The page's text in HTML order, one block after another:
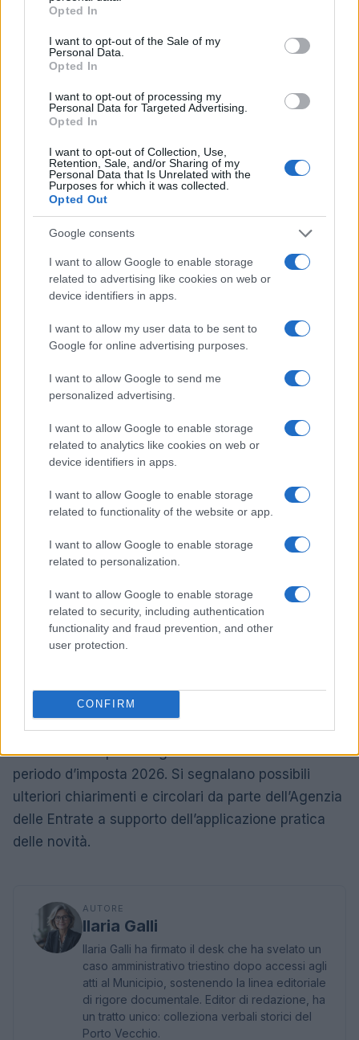
use your data for below specified purposes in below Google
consent section.
Opted In
I want to opt-out of the Sale of my
Personal Data.
Opted In
I want to opt-out of processing my
Personal Data for Targeted Advertising.
Opted In
I want to opt-out of Collection, Use,
Retention, Sale, and/or Sharing of my
Personal Data that Is Unrelated with the
Purposes for which it was collected.
Opted Out
Google consents
I want to allow Google to enable storage
related to advertising like cookies on web or
device identifiers in apps.
I want to allow my user data to be sent to
Google for online advertising purposes.
I want to allow Google to send me
personalized advertising.
I want to allow Google to enable storage
related to analytics like cookies on web or
device identifiers in apps.
I want to allow Google to enable storage
related to functionality of the website or app.
I want to allow Google to enable storage
related to personalization.
I want to allow Google to enable storage
related to security, including authentication
functionality and fraud prevention, and other
user protection.
CONFIRM
precisione nella rendicontazione è fondamentale
anche per le evidenze utili ai report ESG e alla
rendicontazione integrata.
Prossimi passi consigliati
Le aziende e gli studi professionali sono invitati a
pianificare verifiche interne e a consultare
tempestivamente la documentazione tecnica
pubblicata dall’Agenzia. La sostenibilità è un
business case che passa anche dalla correttezza
amministrativa: procedure robuste riducono il
rischio operativo e preservano la qualità delle
informazioni trasmesse.
Punti pratici per evitare errori
sostituti d’imposta devono verificare con
attenzione l’inserimento delle informazioni sui
nuovi codicie sulla natura delle
applicate in busta paga. È necessario aggiornare i
software gestionali e consultare le istruzioni ufficiali
dell’Agenzia delle Entrate prima dell’invio. Errori
nella compilazione possono generare invii correttivi
e impatti sulle comunicazioni ai lavoratori, con
Dal punto di vista ESG, la correttezza
amministrativa contribuisce alla trasparenza
aziendale e alla riduzione del rischio reputazionale.
La sostenibilità è un business case che passa
cambiamenti normativi rilevanti: conoscere i nuovi
campi, le regole sui calcoli e le scadenze è
fondamentale per una gestione fiscale corretta del
periodo d’imposta 2026. Si segnalano possibili
ulteriori chiarimenti e circolari da parte dell’Agenzia
delle Entrate a supporto dell’applicazione pratica
delle novità.
AUTORE
Ilaria Galli
Ilaria Galli ha firmato il desk che ha svelato un
caso amministrativo triestino dopo accessi agli
atti al Municipio, sostenendo la linea editoriale
di rigore documentale. Editor di redazione, ha
un tratto unico: colleziona verbali storici del
Porto Vecchio.